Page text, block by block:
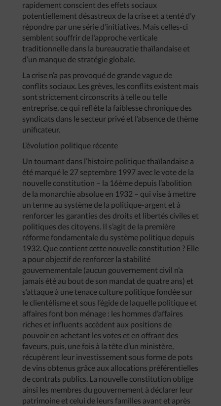
rapidement conscient des effets sociaux
potentiellement désastreux de la crise et a tenté d’y
répondre par une série d’initiatives. Mais celles-ci
semblent souffrir de l’approche verticale
traditionnelle dans la bureaucratie thaïlandaise et
d’un manque de stratégie globale.
La crise n’a pas provoqué de grande vague de
conflits sociaux. Les grèves, les conflits existent mais
sont strictement circonscrits à telle ou telle
entreprise, ce qui refléte la faiblesse chronique des
syndicats dans le secteur privé et l’absence de thème
unificateur.
L’évolution politique récente
Un tournant dans l’histoire politique thaïlandaise a
été marqué le 27 septembre 1997 avec le vote de la
nouvelle constitution – la 16ème depuis l’abolition
de la monarchie absolue en 1932 – qui vise à mettre
un terme au système de la politique-argent et à
renforcer les garanties des droits et libertés civiles et
politiques des citoyens. Il s’agit de la première
réforme fondamentale du système politique depuis
1932. Que contient cette nouvelle constitution ? Elle
a pour objectif de renforcer la stabilité
gouvernementale (aucun gouvernement civil n’a
jamais été au bout de son mandat de quatre ans) et
s’attaque à une tenace culture politique fondée sur
le clientélisme et sous l’égide de laquelle politique et
affaires font bon ménage : les hommes d’affaires
riches et influents accèdent aux positions de
pouvoir en achetant les votes et en offrant des
faveurs, puis, une fois à la tête d’un ministère,
récupèrent leur investissement sous forme de pots
de vins obtenus grâce aux allocations préférentielles
de contrats publics. La nouvelle constitution oblige
ainsi les membres du gouvernement à déclarer leur
patrimoine et celui de leurs familles avant et après